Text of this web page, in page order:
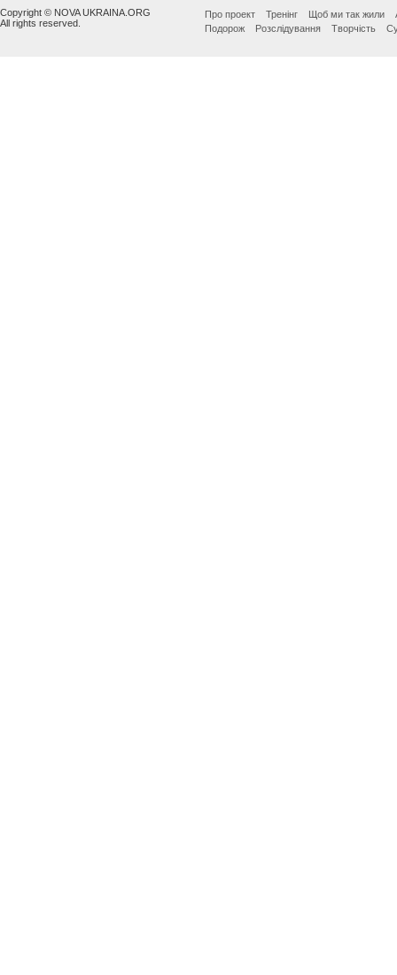
Copyright © NOVA UKRAINA.ORG
All rights reserved.
Про проект Тренінг Щоб ми так жили
Подорож
Розслідування Творчість